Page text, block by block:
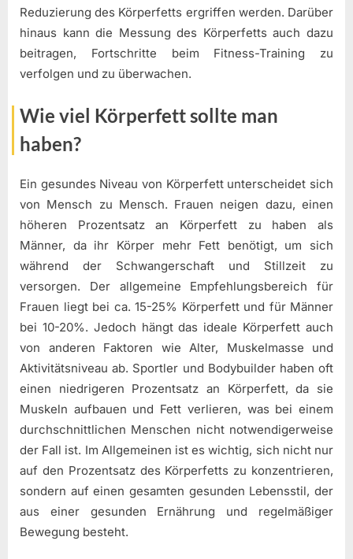
Reduzierung des Körperfetts ergriffen werden. Darüber
hinaus kann die Messung des Körperfetts auch dazu
beitragen, Fortschritte beim Fitness-Training zu
verfolgen und zu überwachen.
Wie viel Körperfett sollte man
haben?
Ein gesundes Niveau von Körperfett unterscheidet sich
von Mensch zu Mensch. Frauen neigen dazu, einen
höheren Prozentsatz an Körperfett zu haben als
Männer, da ihr Körper mehr Fett benötigt, um sich
während der Schwangerschaft und Stillzeit zu
versorgen. Der allgemeine Empfehlungsbereich für
Frauen liegt bei ca. 15-25% Körperfett und für Männer
bei 10-20%. Jedoch hängt das ideale Körperfett auch
von anderen Faktoren wie Alter, Muskelmasse und
Aktivitätsniveau ab. Sportler und Bodybuilder haben oft
einen niedrigeren Prozentsatz an Körperfett, da sie
Muskeln aufbauen und Fett verlieren, was bei einem
durchschnittlichen Menschen nicht notwendigerweise
der Fall ist. Im Allgemeinen ist es wichtig, sich nicht nur
auf den Prozentsatz des Körperfetts zu konzentrieren,
sondern auf einen gesamten gesunden Lebensstil, der
aus einer gesunden Ernährung und regelmäßiger
Bewegung besteht.